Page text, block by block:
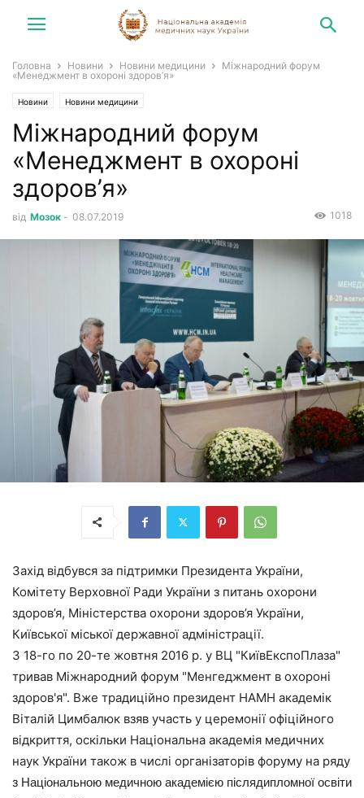
Головна Новини Новини медицини
Міжнародний форум
«Менеджмент в охороні здоров’я»
Новини Новини медицини
Міжнародний форум
«Менеджмент в охороні
здоров’я»
від Мозок - 08.07.2019 1018
Захід відбувся за підтримки Президента України,
Комітету Верховної Ради України з питань охорони
здоров’я, Міністерства охорони здоров’я України,
Київської міської державної адміністрації.
З 18-го по 20-те жовтня 2016 р. у ВЦ "КиївЕкспоПлаза"
тривав Міжнародний форум "Менгеджмент в охороні
здоров'я". Вже традиційно президент НАМН академік
Віталій Цимбалюк взяв участь у церемонії офіційного
відкриття, оскільки Національна академія медичних
наук України також в числі організаторів форуму на ряду
з Національною медичною академією післядипломної освіти